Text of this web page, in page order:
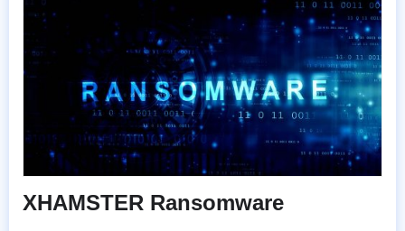
XHAMSTER Ransomware